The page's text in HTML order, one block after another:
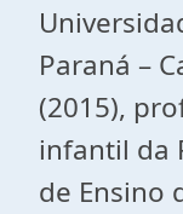
Paraná –
(2015),
infantil da
de Ensino